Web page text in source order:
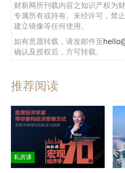
财新网所刊载内容之知识产权为
专属所有或持有。未经许可，禁
建立镜像等任何使用。
如有意愿转载，请发邮件至
确认及授权后，方可转载。
推荐阅读
私房课